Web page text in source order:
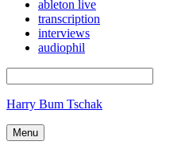
ableton live
transcription
interviews
audiophil
Harry Bum Tschak
Menu